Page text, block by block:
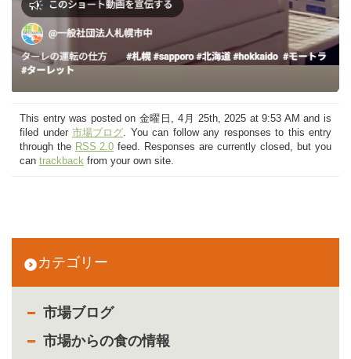
カテゴリー
市場ブログ
市場からの食の情報
This entry was posted on 金曜日, 4月 25th, 2025 at 9:53 AM and is
filed under 市場ブログ. You can follow any responses to this entry
through the RSS 2.0 feed. Responses are currently closed, but you
can trackback from your own site.